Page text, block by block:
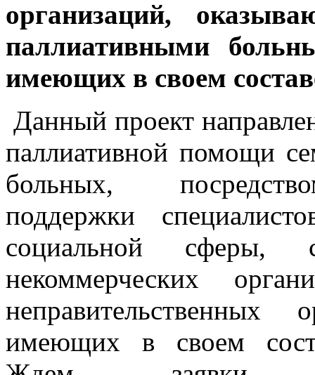
организаций,
паллиативными
имеющих в своем
Данный проект
паллиативной помощи
больных,
поддержки
социальной сферы,
некоммерческих
неправительственных
имеющих в своем